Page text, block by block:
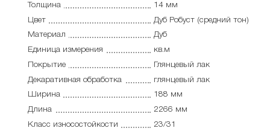
Толщина
14 мм
Цвет
Дуб Робуст (средний тон)
Материал
Дуб
Единица измерения
кв.м
Покрытие
Глянцевый лак
Декаративная обработка
глянцевый лак
Ширина
188 мм
Длина
2266 мм
Класс износостойкости
23/31